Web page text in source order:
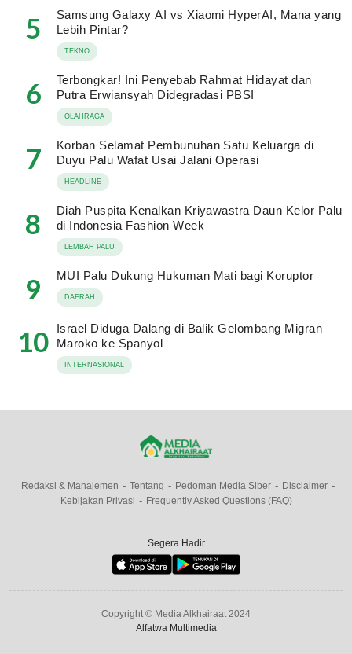
5
Samsung Galaxy AI vs Xiaomi HyperAI, Mana yang
Lebih Pintar?
TEKNO
6
Terbongkar! Ini Penyebab Rahmat Hidayat dan
Putra Erwiansyah Didegradasi PBSI
OLAHRAGA
7
Korban Selamat Pembunuhan Satu Keluarga di
Duyu Palu Wafat Usai Jalani Operasi
HEADLINE
8
Diah Puspita Kenalkan Kriyawastra Daun Kelor Palu
di Indonesia Fashion Week
LEMBAH PALU
9 MUI Palu Dukung Hukuman Mati bagi Koruptor
DAERAH
10
Israel Diduga Dalang di Balik Gelombang Migran
Maroko ke Spanyol
INTERNASIONAL
Redaksi & Manajemen Tentang Pedoman Media Siber
Disclaimer
Kebijakan Privasi
Frequently Asked Questions (FAQ)
Segera Hadir
Copyright © Media Alkhairaat 2024
Alfatwa Multimedia